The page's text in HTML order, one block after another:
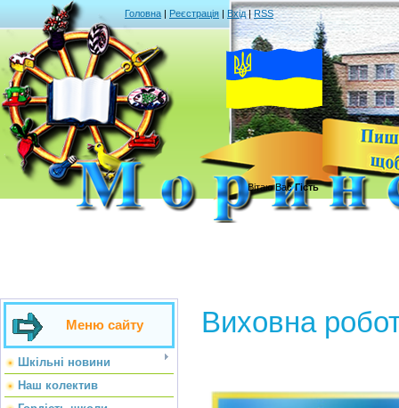
Головна | Реєстрація | Вхід| RSS
Вітаю Вас Гість
Меню сайту
Шкільні новини
Наш колектив
Виховна